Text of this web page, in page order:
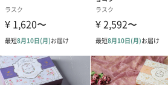
たもので、ホロホロと崩れるような食感
的なお菓子です。
フレーバーはシュガー、キャラメル、ミ
ミルクチョコレートが1点ずつ入っていま